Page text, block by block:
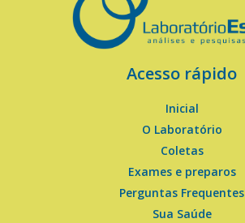
Acesso rápido
Inicial
O Laboratório
Coletas
Exames e preparos
Perguntas Frequentes
Sua Saúde